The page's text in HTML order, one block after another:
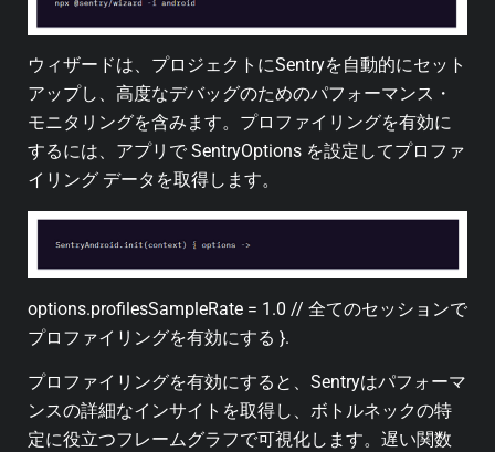
ウィザードは、プロジェクトにSentryを自動的にセット
アップし、高度なデバッグのためのパフォーマンス・
モニタリングを含みます。プロファイリングを有効に
するには、アプリで SentryOptions を設定してプロファ
イリング データを取得します。
options.profilesSampleRate = 1.0 // 全てのセッションで
プロファイリングを有効にする }.
プロファイリングを有効にすると、Sentryはパフォーマ
ンスの詳細なインサイトを取得し、ボトルネックの特
定に役立つフレームグラフで可視化します。遅い関数